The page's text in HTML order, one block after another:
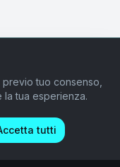
tuo consenso,
tua esperienza.
tutti